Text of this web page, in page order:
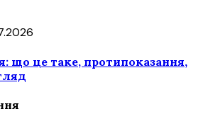
що це таке, протипоказання,